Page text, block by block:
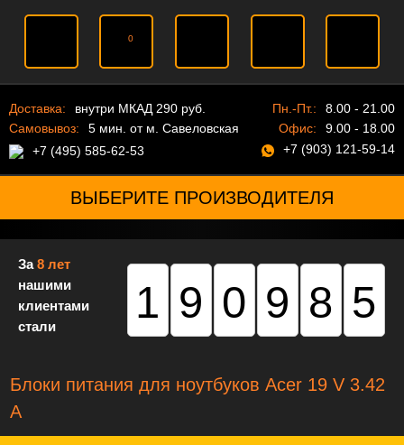
0
Доставка:
внутри МКАД 290 руб.
Самовывоз:
5 мин. от м. Савеловская
+7 (495) 585-62-53
Пн.-Пт.:
8.00 - 21.00
Офис:
9.00 - 18.00
+7 (903) 121-59-14
ВЫБЕРИТЕ ПРОИЗВОДИТЕЛЯ
За8 лет
нашими
клиентами
стали
190985
Блоки питания для ноутбуков Acer 19 V 3.42
A